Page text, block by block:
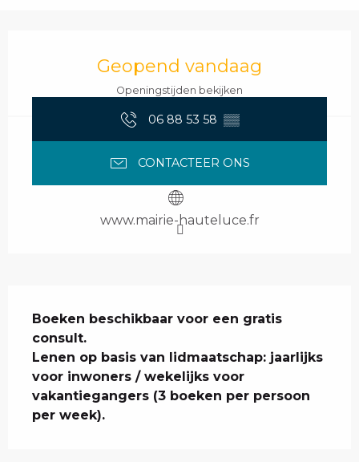
Geopend vandaag
Openingstijden bekijken
06 88 53 58 ▒▒
CONTACTEER ONS
www.mairie-hauteluce.fr
Boeken beschikbaar voor een gratis
consult.
Lenen op basis van lidmaatschap: jaarlijks
voor inwoners / wekelijks voor
vakantiegangers (3 boeken per persoon
per week).